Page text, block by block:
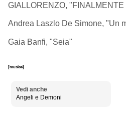
GIALLORENZO, "FINALMENTE
Andrea Laszlo De Simone, "Un
Gaia Banfi, "Seia"
[musica]
Vedi anche
Angeli e Demoni